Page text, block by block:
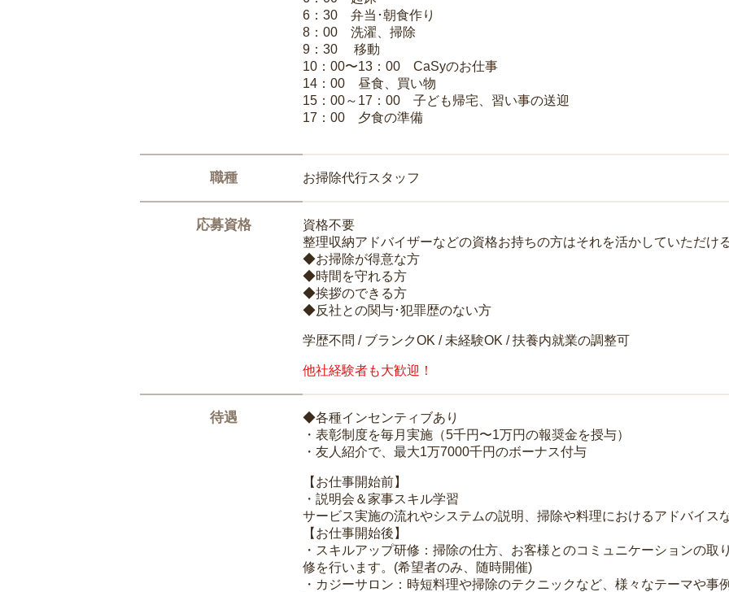
6：30 弁当･朝食作り
8：00 洗濯、掃除
9：30 移動
10：00〜13：00 CaSyのお仕事
14：00 昼食、買い物
15：00～17：00 子ども帰宅、習い事の送迎
17：00 夕食の準備
職種 お掃除代行スタッフ
応募資格
資格不要
整理収納アドバイザーなどの資格お持ちの方はそれを活かしていただけ
◆お掃除が得意な方
◆時間を守れる方
◆挨拶のできる方
◆反社との関与･犯罪歴のない方
学歴不問 / ブランクOK / 未経験OK / 扶養内就業の調整可
他社経験者も大歓迎！
待遇
◆各種インセンティブあり
・表彰制度を毎月実施（5千円〜1万円の報奨金を授与）
・友人紹介で、最大1万7000千円のボーナス付与
【お仕事開始前】
・説明会＆家事スキル学習
サービス実施の流れやシステムの説明、掃除や料理におけるアドバイス
【お仕事開始後】
・スキルアップ研修：掃除の仕方、お客様とのコミュニケーションの
修を行います。(希望者のみ、随時開催)
・カジーサロン：時短料理や掃除のテクニックなど、様々なテーマや事